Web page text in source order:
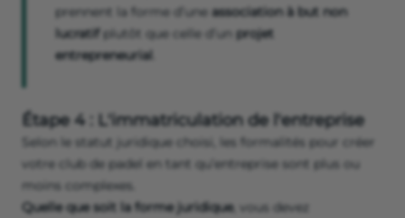
prennent la forme d’une association à but non
lucratif plutôt que celle d’un projet
entrepreneurial
Étape 4 : L'immatriculation de l'entreprise
Selon le statut juridique choisi, les formalités pour créer
votre club de padel en tant qu’entreprise sont plus ou
moins complexes.
Quelle que soit la forme juridique, vous devez